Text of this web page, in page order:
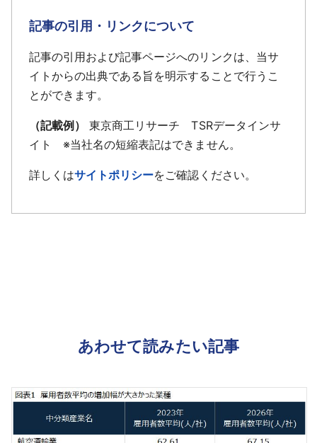
記事の引用・リンクについて
記事の引用および記事ページへのリンクは、当サ
イトからの出典である旨を明示することで行うこ
とができます。
（記載例）
東京商工リサーチ TSRデータインサ
イト ※当社名の短縮表記はできません。
詳しくはサイトポリシーをご確認ください。
あわせて読みたい記事